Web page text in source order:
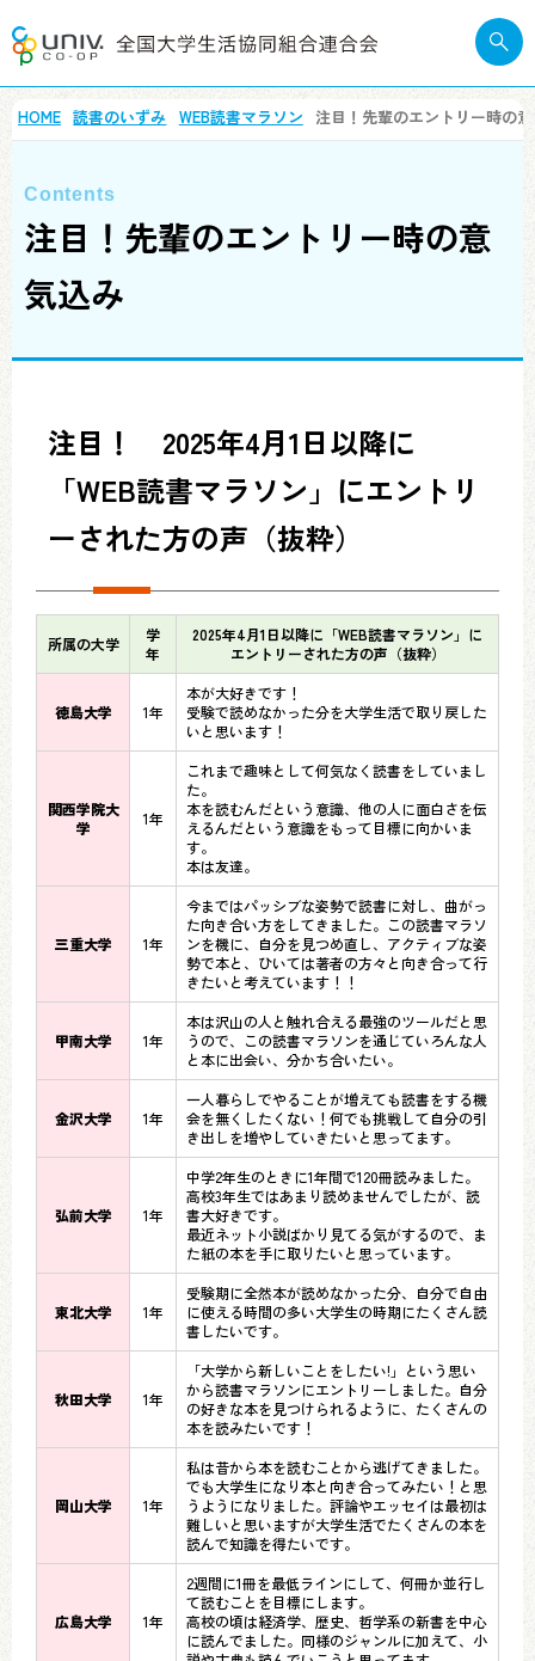
HOME 読書のいずみ WEB読書マラソン 注目！先輩のエントリー時の
注目！先輩のエントリー時の意
気込み
注目！ 2025年4月1日以降に
「WEB読書マラソン」にエントリ
ーされた方の声（抜粋）
所属の大学
学
年
2025年4月1日以降に「WEB読書マラソン」に
エントリーされた方の声（抜粋）
徳島大学 1年
本が大好きです！
受験で読めなかった分を大学生活で取り戻した
いと思います！
関西学院大
学
1年
これまで趣味として何気なく読書をしていまし
た。
本を読むんだという意識、他の人に面白さを伝
えるんだという意識をもって目標に向かいま
す。
本は友達。
三重大学 1年
今まではパッシブな姿勢で読書に対し、曲がっ
た向き合い方をしてきました。この読書マラソ
ンを機に、自分を見つめ直し、アクティブな姿
勢で本と、ひいては著者の方々と向き合って行
きたいと考えています！！
甲南大学 1年
本は沢山の人と触れ合える最強のツールだと思
うので、この読書マラソンを通じていろんな人
と本に出会い、分かち合いたい。
金沢大学 1年
一人暮らしでやることが増えても読書をする機
会を無くしたくない！何でも挑戦して自分の引
き出しを増やしていきたいと思ってます。
弘前大学 1年
中学2年生のときに1年間で120冊読みました。
高校3年生ではあまり読めませんでしたが、読
書大好きです。
最近ネット小説ばかり見てる気がするので、ま
た紙の本を手に取りたいと思っています。
東北大学 1年
受験期に全然本が読めなかった分、自分で自由
に使える時間の多い大学生の時期にたくさん読
書したいです。
秋田大学 1年
「大学から新しいことをしたい!」という思い
から読書マラソンにエントリーしました。自分
の好きな本を見つけられるように、たくさんの
本を読みたいです！
岡山大学 1年
私は昔から本を読むことから逃げてきました。
でも大学生になり本と向き合ってみたい！と思
うようになりました。評論やエッセイは最初は
難しいと思いますが大学生活でたくさんの本を
読んで知識を得たいです。
広島大学 1年
2週間に1冊を最低ラインにして、何冊か並行し
て読むことを目標にします。
高校の頃は経済学、歴史、哲学系の新書を中心
に読んでました。同様のジャンルに加えて、小